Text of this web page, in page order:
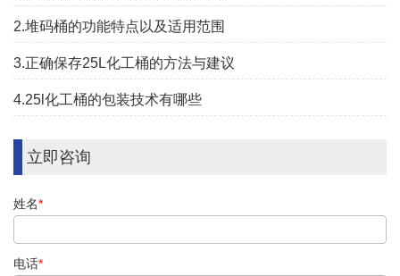
2.堆码桶的功能特点以及适用范围
3.正确保存25L化工桶的方法与建议
4.25l化工桶的包装技术有哪些
立即咨询
姓名*
电话*